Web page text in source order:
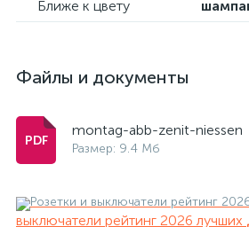
Ближе к цвету
Файлы и документы
montag-abb-zenit-niessen
Размер: 9.4 Мб
выключатели рейтинг 2026 лучших